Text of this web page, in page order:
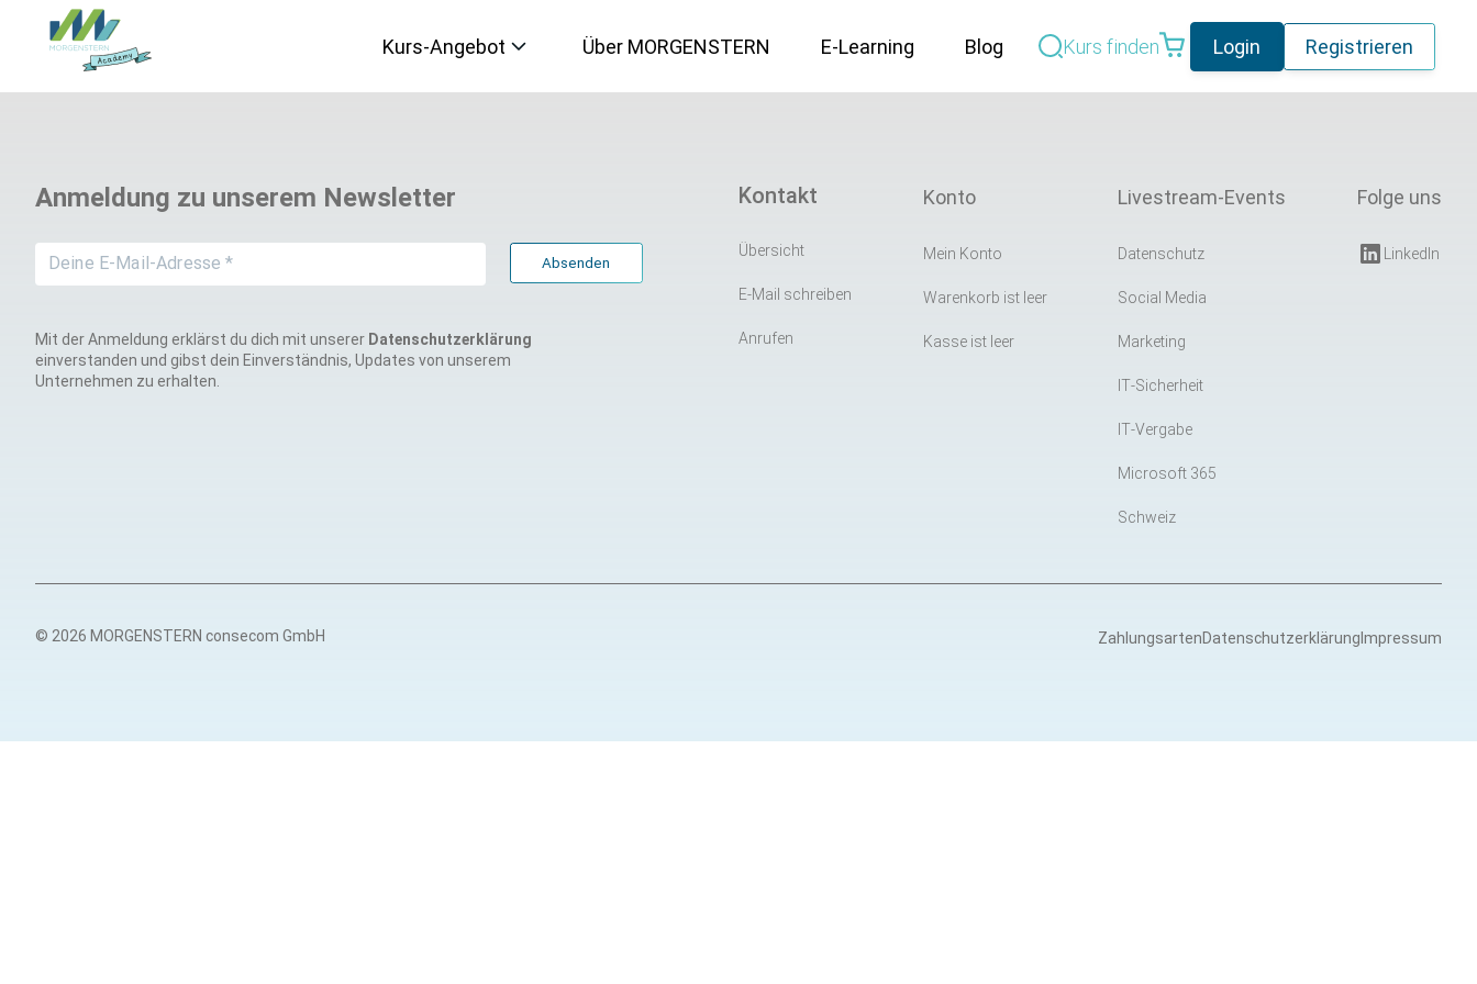
Kurs-Angebot Über MORGENSTERN E-Learning Blog Kurs finden Login Registrieren
IT-Vergabe
Künstliche Intelligenz
Marketing
Microsoft 365
Signalwirkung
Teil 1 – Cybersicherheit:
Warum
Cybersicherheitsmaßnahmen
Realität
weiterlesen
Alle Blogeinträge
Anmeldung zu unserem Newsletter
Mit der Anmeldung erklärst du dich mit unserer Datenschutzerklärung
einverstanden und gibst dein Einverständnis, Updates von unserem
Unternehmen zu erhalten.
Kontakt
Übersicht
E-Mail schreiben
Anrufen
Konto
Mein Konto
Warenkorb ist leer
Kasse ist leer
Livestream-Events
Datenschutz
Social Media
Marketing
IT-Sicherheit
IT-Vergabe
Microsoft 365
Schweiz
Folge uns
LinkedIn
© 2026 MORGENSTERN consecom GmbH ZahlungsartenDatenschutzerklärung Impressum